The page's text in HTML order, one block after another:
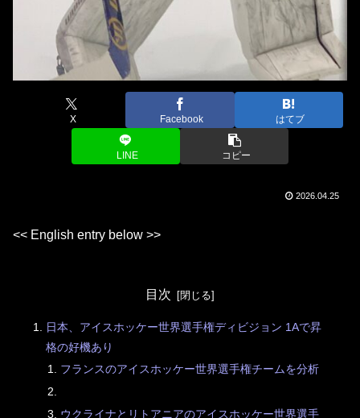
X Facebook はてブ
LINE コピー
2026.04.25
<< English entry below >>
目次
日本、アイスホッケー世界選手権ディビジョン 1Aで昇
格の好機あり
フランスのアイスホッケー世界選手権チームを分析
ウクライナとリトアニアのアイスホッケー世界選手